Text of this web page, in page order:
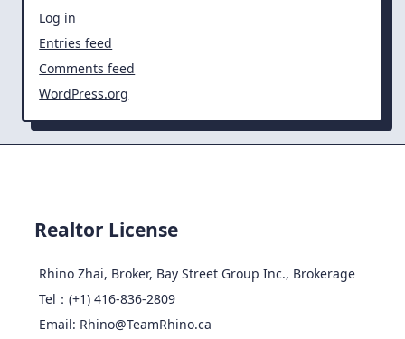
Log in
Entries feed
Comments feed
WordPress.org
Realtor License
Rhino Zhai, Broker, Bay Street Group Inc., Brokerage
Tel：(+1) 416-836-2809
Email: Rhino@TeamRhino.ca